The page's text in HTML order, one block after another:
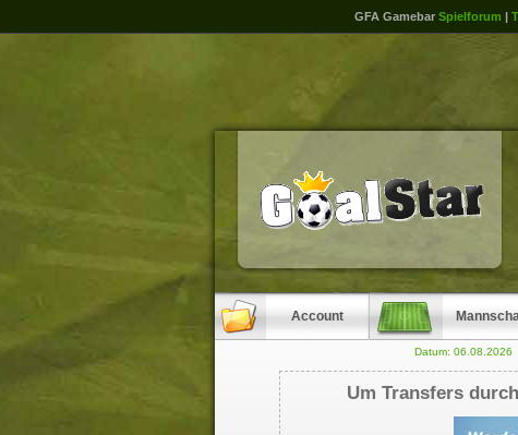
GFA Gamebar Spielforum |
Account
Datum:
Um Transfers